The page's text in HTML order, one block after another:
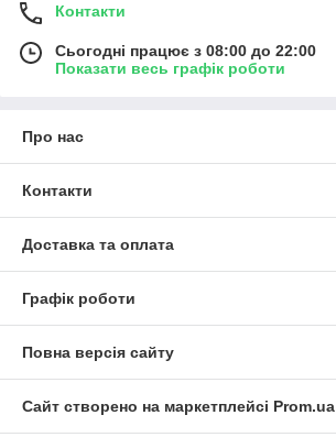
Контакти
Сьогодні працює з 08:00 до 22:00
Показати весь графік роботи
Про нас
Контакти
Доставка та оплата
Графік роботи
Повна версія сайту
Сайт створено на маркетплейсі Prom.ua